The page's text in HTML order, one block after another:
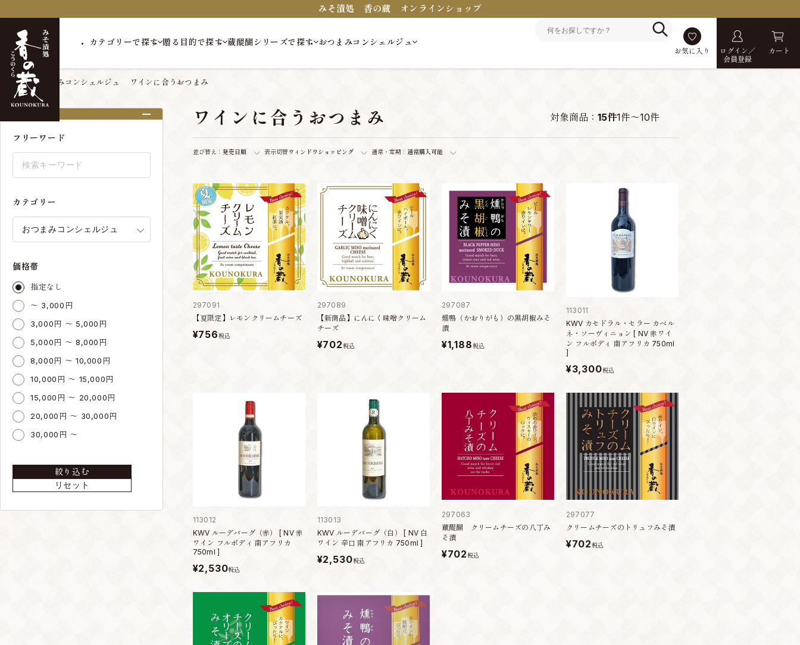
みそ漬処 香の蔵 オンラインショップ
カテゴリーで探す 贈る目的で探す 蔵醍醐シリーズで探す おつまみコンシェルジュ
お気に入り
ログイン／
会員登録
カート
トップ おつまみコンシェルジュ ワインに合うおつまみ
フリーワード
カテゴリー
価格帯
指定なし
～ 3,000円
3,000円 ～ 5,000円
5,000円 ～ 8,000円
8,000円 ～ 10,000円
10,000円 ～ 15,000円
15,000円 ～ 20,000円
20,000円 ～ 30,000円
30,000円 ～
絞り込む
リセット
ワインに合うおつまみ 対象商品： 15件1件～10件
並び替え： 発売日順 表示切替 ウィンドウショッピング 通常・定期： 通常購入可能
297091
【夏限定】レモンクリームチーズ
¥756税込
297089
【新商品】にんにく味噌クリーム
チーズ
¥702税込
297087
燻鴨（かおりがも）の黒胡椒みそ
漬
¥1,188税込
113011
KWV カセドラル・セラー カベル
ネ・ソーヴィニョン [ NV 赤ワイ
ン フルボディ 南アフリカ 750ml
]
¥3,300税込
113012
KWV ルーデバーグ（赤） [ NV 赤
ワイン フルボディ 南アフリカ
750ml ]
¥2,530税込
113013
KWV ルーデバーグ（白） [ NV 白
ワイン 辛口 南アフリカ 750ml ]
¥2,530税込
297063
蔵醍醐 クリームチーズの八丁み
そ漬
¥702税込
297077
クリームチーズのトリュフみそ漬
¥702税込